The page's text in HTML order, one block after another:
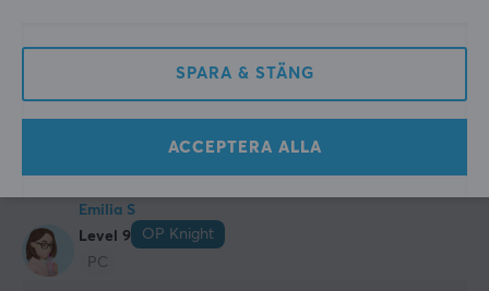
Emilia S
Level 9
OP Knight
PC
SPARA & STÄNG
ACCEPTERA ALLA